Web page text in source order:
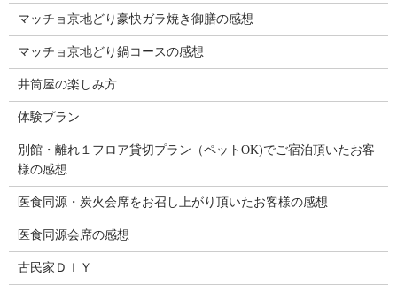
マッチョ京地どり豪快ガラ焼き御膳の感想
マッチョ京地どり鍋コースの感想
井筒屋の楽しみ方
体験プラン
別館・離れ１フロア貸切プラン（ペットOK)でご宿泊頂いたお客
様の感想
医食同源・炭火会席をお召し上がり頂いたお客様の感想
医食同源会席の感想
古民家ＤＩＹ